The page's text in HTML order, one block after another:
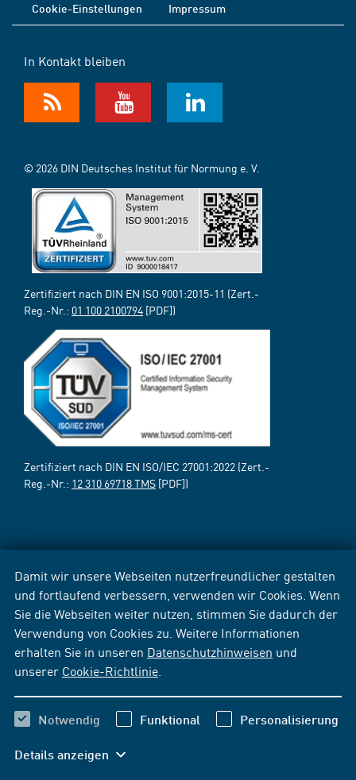
Damit wir unsere Webseiten nutzerfreundlicher gestalten
und fortlaufend verbessern, verwenden wir Cookies. Wenn
Sie die Webseiten weiter nutzen, stimmen Sie dadurch der
Verwendung von Cookies zu. Weitere Informationen
erhalten Sie in unseren Datenschutzhinweisen und
unserer Cookie-Richtlinie
Notwendig Funktional Personalisierung
Details anzeigen
Cookie-Einstellungen
Impressum
In Kontakt bleiben
© 2026 DIN Deutsches Institut für Normung e. V.
Zertifiziert nach DIN EN ISO 9001:2015-11 (Zert.-
Reg.-Nr.: 01 100 2100794 [PDF])
Zertifiziert nach DIN EN ISO/IEC 27001:2022 (Zert.-
Reg.-Nr.: 12 310 69718 TMS [PDF])